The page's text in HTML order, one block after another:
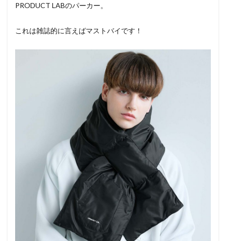
PRODUCT LABのパーカー。
これは雑誌的に言えばマストバイです！